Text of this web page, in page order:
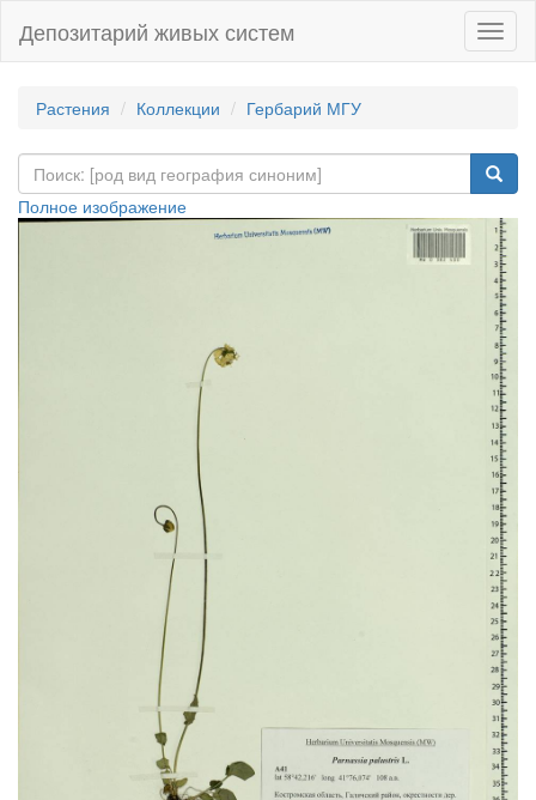
Депозитарий живых систем
Растения Коллекции Гербарий МГУ
Полное изображение